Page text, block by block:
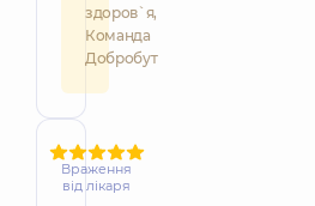
здоров`я,
Команда
Добробут
Враження
від лікаря